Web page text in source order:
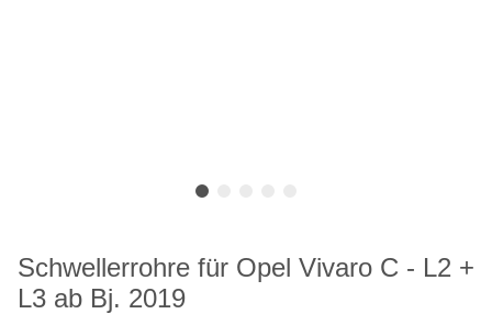
Schwellerrohre für Opel Vivaro C - L2 +
L3 ab Bj. 2019